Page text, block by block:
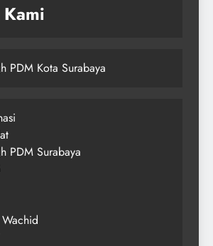
PDM Kota Surabaya
PDM Surabaya